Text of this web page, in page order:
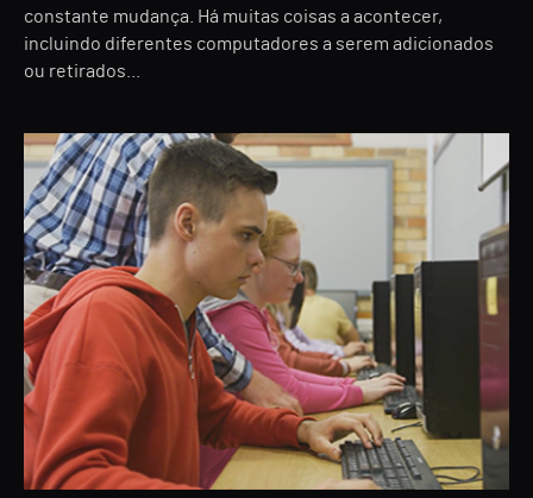
constante mudança. Há muitas coisas a acontecer,
incluindo diferentes computadores a serem adicionados
ou retirados...